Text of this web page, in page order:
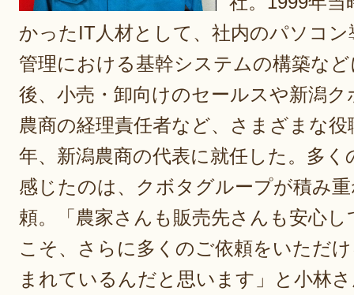
かったIT人材として、社内のパソコ
管理における基幹システムの構築な
後、小売・卸向けのセールスや新潟
農商の経理責任者など、さまざまな役
年、新潟農商の代表に就任した。多く
感じたのは、クボタグループが積み
頼。「農家さんも販売先さんも安心
こそ、さらに多くのご依頼をいただ
まれているんだと思います」と小林